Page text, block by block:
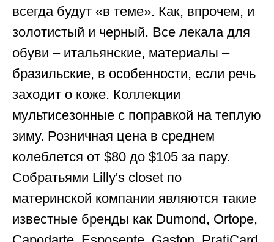
всегда будут «в теме». Как, впрочем, и
золотистый и черный. Все лекала для
обуви – итальянские, материалы –
бразильские, в особенности, если речь
заходит о коже. Коллекции
мультисезонные с поправкой на теплую
зиму. Розничная цена в среднем
колеблется от $80 до $105 за пару.
Собратьями Lilly's closet по
материнской компании являются такие
известные бренды как Dumond, Ortope,